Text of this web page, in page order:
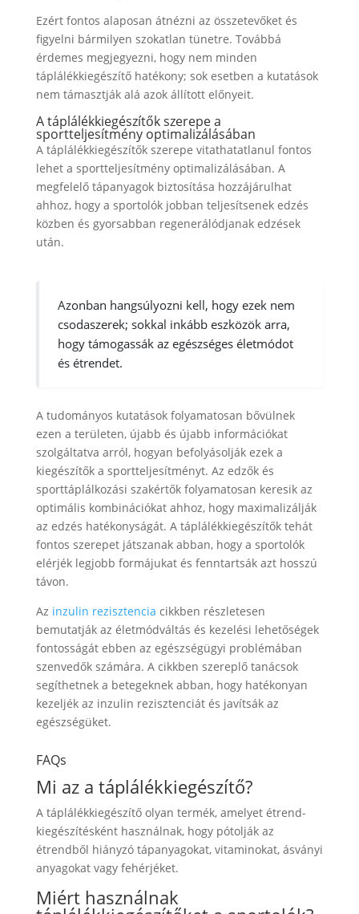
Ezért fontos alaposan átnézni az összetevőket és
figyelni bármilyen szokatlan tünetre. Továbbá
érdemes megjegyezni, hogy nem minden
táplálékkiegészítő hatékony; sok esetben a kutatások
nem támasztják alá azok állított előnyeit.
A táplálékkiegészítők szerepe a
sportteljesítmény optimalizálásában
A táplálékkiegészítők szerepe vitathatatlanul fontos
lehet a sportteljesítmény optimalizálásában. A
megfelelő tápanyagok biztosítása hozzájárulhat
ahhoz, hogy a sportolók jobban teljesítsenek edzés
közben és gyorsabban regenerálódjanak edzések
után.
Azonban hangsúlyozni kell, hogy ezek nem
csodaszerek; sokkal inkább eszközök arra,
hogy támogassák az egészséges életmódot
és étrendet.
A tudományos kutatások folyamatosan bővülnek
ezen a területen, újabb és újabb információkat
szolgáltatva arról, hogyan befolyásolják ezek a
kiegészítők a sportteljesítményt. Az edzők és
sporttáplálkozási szakértők folyamatosan keresik az
optimális kombinációkat ahhoz, hogy maximalizálják
az edzés hatékonyságát. A táplálékkiegészítők tehát
fontos szerepet játszanak abban, hogy a sportolók
elérjék legjobb formájukat és fenntartsák azt hosszú
távon.
Az inzulin rezisztencia cikkben részletesen
bemutatják az életmódváltás és kezelési lehetőségek
fontosságát ebben az egészségügyi problémában
szenvedők számára. A cikkben szereplő tanácsok
segíthetnek a betegeknek abban, hogy hatékonyan
kezeljék az inzulin rezisztenciát és javítsák az
egészségüket.
FAQs
Mi az a táplálékkiegészítő?
A táplálékkiegészítő olyan termék, amelyet étrend-
kiegészítésként használnak, hogy pótolják az
étrendből hiányzó tápanyagokat, vitaminokat, ásványi
anyagokat vagy fehérjéket.
Miért használnak